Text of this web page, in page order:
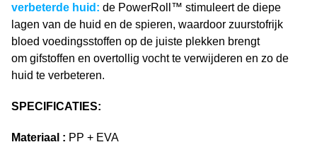
verbeterde huid: de PowerRoll™ stimuleert de diepe
lagen van de huid en de spieren, waardoor zuurstofrijk
bloed voedingsstoffen op de juiste plekken brengt
om gifstoffen en overtollig vocht te verwijderen en zo de
huid te verbeteren.
SPECIFICATIES:
Materiaal : PP + EVA